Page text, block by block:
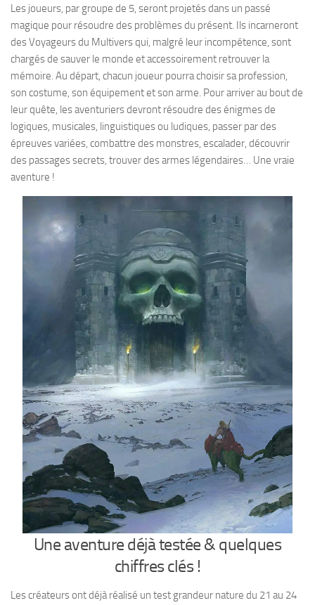
Les joueurs, par groupe de 5, seront projetés dans un passé
magique pour résoudre des problèmes du présent. Ils incarneront
des Voyageurs du Multivers qui, malgré leur incompétence, sont
chargés de sauver le monde et accessoirement retrouver la
mémoire. Au départ, chacun joueur pourra choisir sa profession,
son costume, son équipement et son arme. Pour arriver au bout de
leur quête, les aventuriers devront résoudre des énigmes de
logiques, musicales, linguistiques ou ludiques, passer par des
épreuves variées, combattre des monstres, escalader, découvrir
des passages secrets, trouver des armes légendaires… Une vraie
aventure !
Une aventure déjà testée & quelques
chiffres clés !
Les créateurs ont déjà réalisé un test grandeur nature du 21 au 24